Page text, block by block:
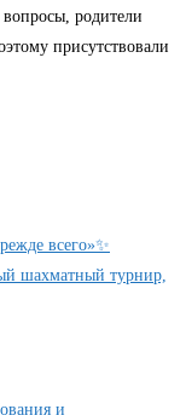
родители
присутствовали
всего»✨
шахматный турнир,